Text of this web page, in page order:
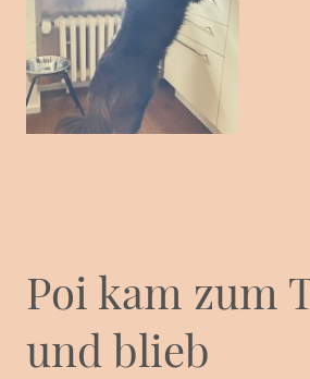
Poi kam zum
und blieb